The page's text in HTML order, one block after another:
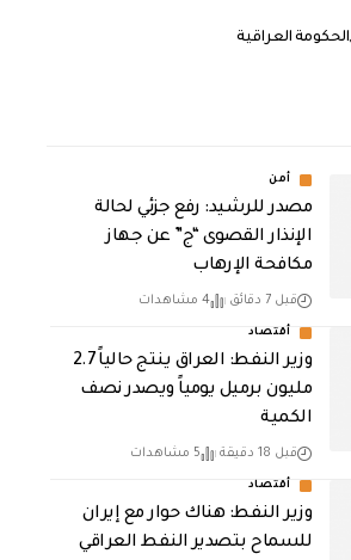
الحكومة العراقية
أمن
مصدر للرشيد: رفع جزئي لحالة
الإنذار القصوى “ج” عن جهاز
مكافحة الإرهاب
قبل 7 دقائق 4 مشاهدات
أقتصاد
وزير النفط: العراق ينتج حالياً 2.7
مليون برميل يومياً ويصدر نصف
الكمية
قبل 18 دقيقة 5 مشاهدات
أقتصاد
وزير النفط: هناك حوار مع إيران
للسماح بتصدير النفط العراقي